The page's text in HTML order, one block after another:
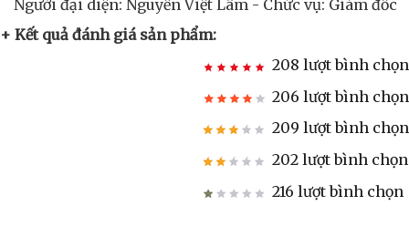
Người đại diện: Nguyễn Việt Lâm - Chức vụ: Giám đốc
+ Kết quả đánh giá sản phẩm:
208 lượt bình chọn
206 lượt bình chọn
209 lượt bình chọn
202 lượt bình chọn
216 lượt bình chọn